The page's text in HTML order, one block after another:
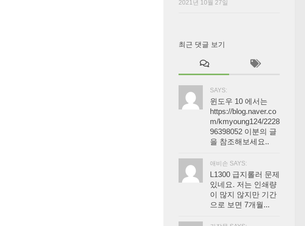
2021년 10월 27일
최근 댓글 보기
SAYS:
윈도우 10 에서는
https://blog.naver.co
m/kmyoung124/2228
96398052 이분의 글
을 참조해보세요..
애비손 SAYS:
L1300 급지롤러 문제
있네요. 저는 인쇄량
이 많지 않지만 기간
으로 보면 7개월...